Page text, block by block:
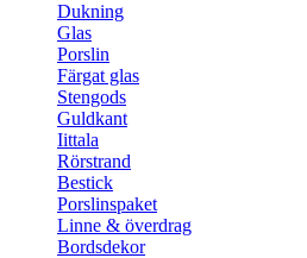
Dukning
Glas
Porslin
Färgat glas
Stengods
Guldkant
Iittala
Rörstrand
Bestick
Porslinspaket
Linne & överdrag
Bordsdekor